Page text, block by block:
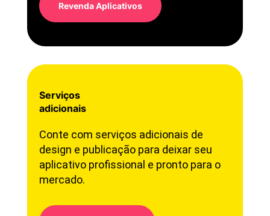
Revenda Aplicativos
Serviços
adicionais
Conte com serviços adicionais de
design e publicação para deixar seu
aplicativo profissional e pronto para o
mercado.